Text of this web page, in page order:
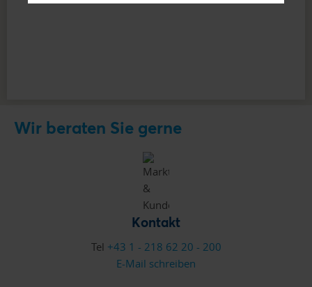
Wir beraten Sie gerne
Kontakt
Tel +43 1 - 218 62 20 - 200
E-Mail schreiben